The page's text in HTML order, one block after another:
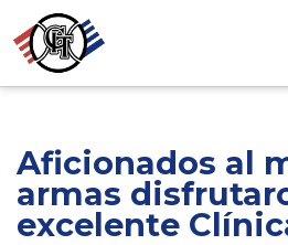
Aficionados al
armas
excelente